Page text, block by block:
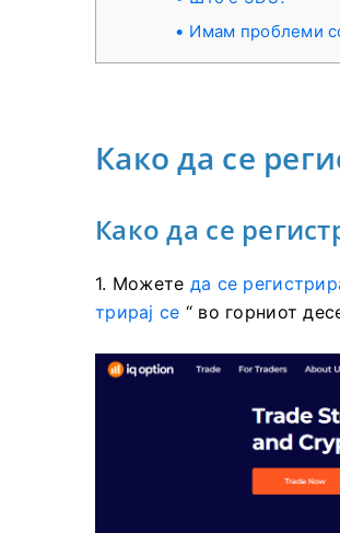
Имам проблеми
Како да се
Како да се
1. Можете да се
трирај се “ во горниот